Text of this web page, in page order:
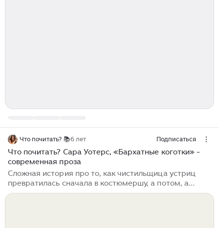
Что почитать? 📚6 лет Подписаться
Что почитать? Сара Уотерс, «Бархатные коготки» -
современная проза
Сложная история про то, как чистильщица устриц
превратилась сначала в костюмершу, а потом, а
потом, в кого только она не превращалась. Тут важно